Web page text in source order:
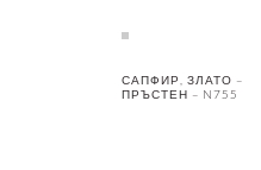
САПФИР, ЗЛАТО –
ПРЪСТЕН – N755